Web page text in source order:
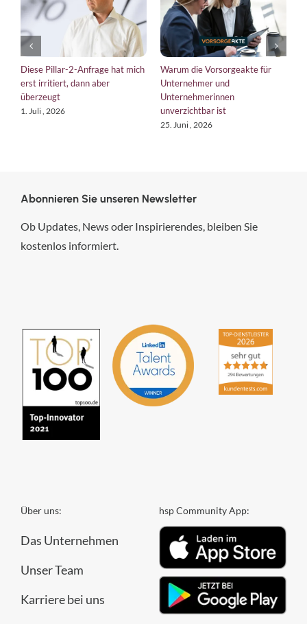
Diese Pillar-2-Anfrage hat mich
erst irritiert, dann aber
überzeugt
1. Juli , 2026
Warum die Vorsorgeakte für
Unternehmer und
Unternehmerinnen
unverzichtbar ist
25. Juni , 2026
Abonnieren Sie unseren Newsletter
Ob Updates, News oder Inspirierendes, bleiben Sie
kostenlos informiert.
Über uns:
Das Unternehmen
Unser Team
Karriere bei uns
hsp Community App: